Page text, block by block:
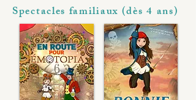
Spectacles familiaux (dès 4 ans)